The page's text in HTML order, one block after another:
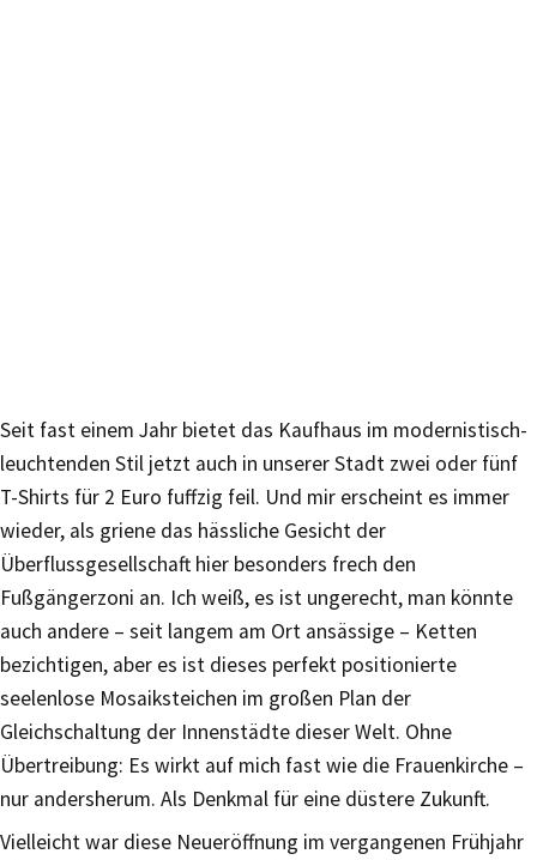
Seit fast einem Jahr bietet das Kaufhaus im modernistisch-
leuchtenden Stil jetzt auch in unserer Stadt zwei oder fünf
T-Shirts für 2 Euro fuffzig feil. Und mir erscheint es immer
wieder, als griene das hässliche Gesicht der
Überflussgesellschaft hier besonders frech den
Fußgängerzoni an. Ich weiß, es ist ungerecht, man könnte
auch andere – seit langem am Ort ansässige – Ketten
bezichtigen, aber es ist dieses perfekt positionierte
seelenlose Mosaiksteichen im großen Plan der
Gleichschaltung der Innenstädte dieser Welt. Ohne
Übertreibung: Es wirkt auf mich fast wie die Frauenkirche –
nur andersherum. Als Denkmal für eine düstere Zukunft.
Vielleicht war diese Neueröffnung im vergangenen Frühjahr